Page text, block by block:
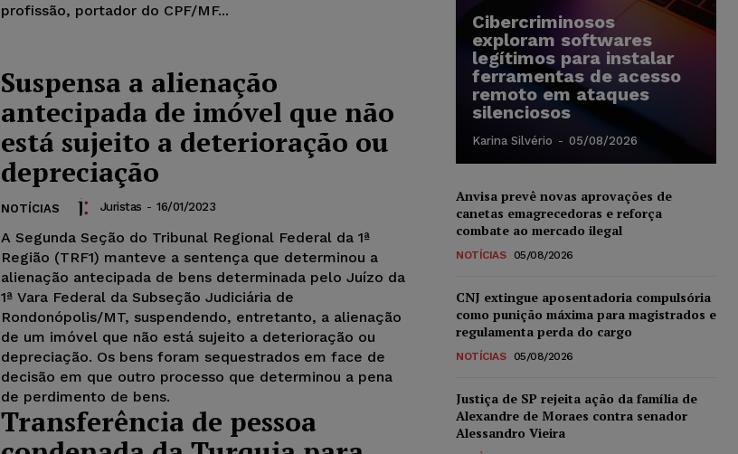
profissão, portador do CPF/MF...
Suspensa a alienação
antecipada de imóvel que não
está sujeito a deterioração ou
depreciação
NOTÍCIAS Juristas - 16/01/2023
A Segunda Seção do Tribunal Regional Federal da 1ª
Região (TRF1) manteve a sentença que determinou a
alienação antecipada de bens determinada pelo Juízo da
1ª Vara Federal da Subseção Judiciária de
Rondonópolis/MT, suspendendo, entretanto, a alienação
de um imóvel que não está sujeito a deterioração ou
depreciação. Os bens foram sequestrados em face de
decisão em que outro processo que determinou a pena
de perdimento de bens.
Transferência de pessoa
Cibercriminosos
exploram softwares
legítimos para instalar
ferramentas de acesso
remoto em ataques
silenciosos
Karina Silvério - 05/08/2026
Anvisa prevê novas aprovações de
canetas emagrecedoras e reforça
combate ao mercado ilegal
NOTÍCIAS 05/08/2026
CNJ extingue aposentadoria compulsória
como punição máxima para magistrados e
regulamenta perda do cargo
NOTÍCIAS 05/08/2026
Justiça de SP rejeita ação da família de
Alexandre de Moraes contra senador
Alessandro Vieira